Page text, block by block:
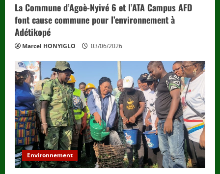
La Commune d’Agoè-Nyivé 6 et l’ATA Campus AFD
font cause commune pour l’environnement à
Adétikopé
Marcel HONYIGLO 03/06/2026
Environnement